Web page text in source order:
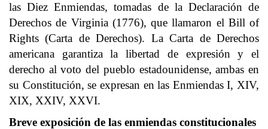
las Diez Enmiendas, tomadas de la Declaración de
Derechos de Virginia (1776), que llamaron el Bill of
Rights (Carta de Derechos). La Carta de Derechos
americana garantiza la libertad de expresión y el
derecho al voto del pueblo estadounidense, ambas en
su Constitución, se expresan en las Enmiendas I, XIV,
XIX, XXIV, XXVI.
Breve exposición de las enmiendas constitucionales